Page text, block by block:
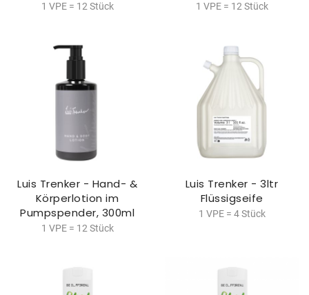
1 VPE = 12 Stück 1 VPE = 12 Stück
Luis Trenker - Hand- &
Körperlotion im
Pumpspender, 300ml
1 VPE = 12 Stück
Luis Trenker - 3ltr
Flüssigseife
1 VPE = 4 Stück